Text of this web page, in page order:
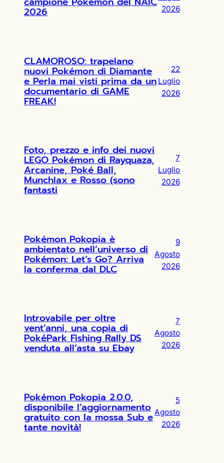
2026
2026
CLAMOROSO: trapelano
nuovi Pokémon di Diamante
e Perla mai visti prima da un
documentario di GAME
FREAK!
22
Luglio
2026
Foto, prezzo e info dei nuovi
LEGO Pokémon di Rayquaza,
Arcanine, Poké Ball,
Munchlax e Rosso (sono
fantasti
7
Luglio
2026
Pokémon Pokopia è
ambientato nell’universo di
Pokémon: Let’s Go? Arriva
la conferma dal DLC
9
Agosto
2026
Introvabile per oltre
vent’anni, una copia di
PokéPark Fishing Rally DS
venduta all’asta su Ebay
7
Agosto
2026
Pokémon Pokopia 2.0.0,
disponibile l’aggiornamento
gratuito con la mossa Sub e
tante novità!
5
Agosto
2026